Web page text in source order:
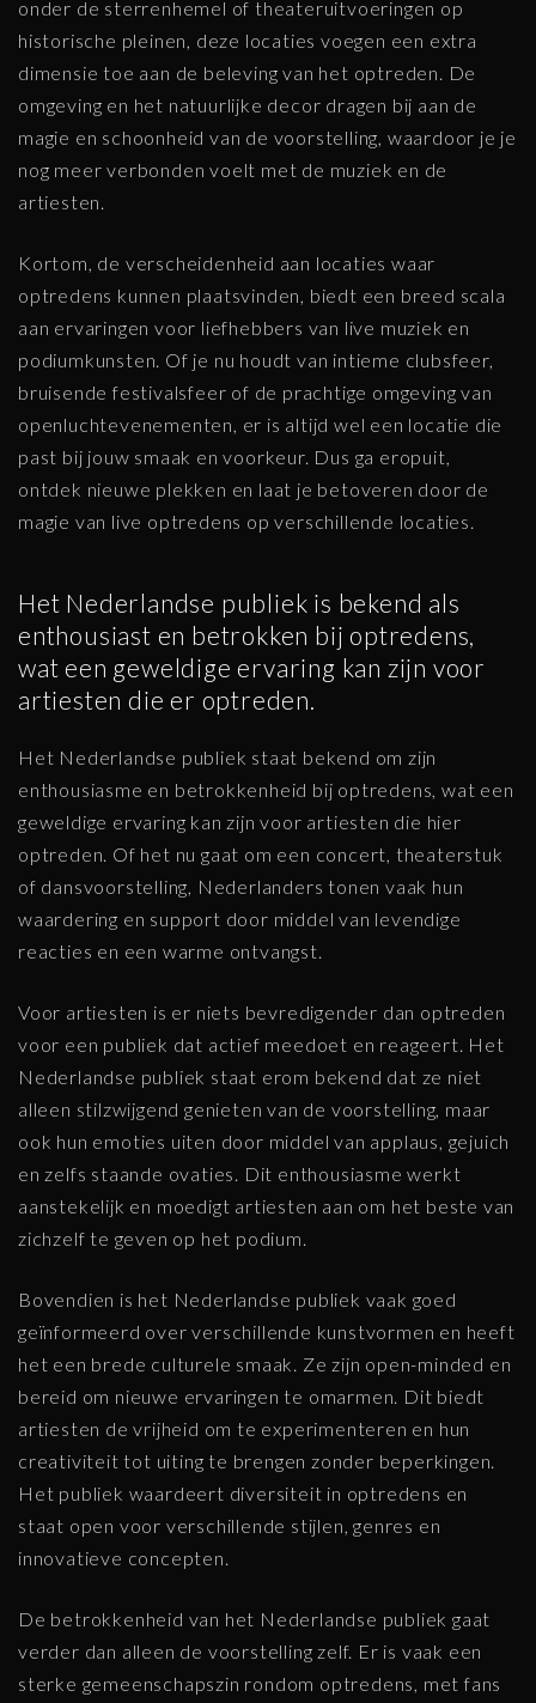
onder de sterrenhemel of theateruitvoeringen op
historische pleinen, deze locaties voegen een extra
dimensie toe aan de beleving van het optreden. De
omgeving en het natuurlijke decor dragen bij aan de
magie en schoonheid van de voorstelling, waardoor je je
nog meer verbonden voelt met de muziek en de
artiesten.
Kortom, de verscheidenheid aan locaties waar
optredens kunnen plaatsvinden, biedt een breed scala
aan ervaringen voor liefhebbers van live muziek en
podiumkunsten. Of je nu houdt van intieme clubsfeer,
bruisende festivalsfeer of de prachtige omgeving van
openluchtevenementen, er is altijd wel een locatie die
past bij jouw smaak en voorkeur. Dus ga eropuit,
ontdek nieuwe plekken en laat je betoveren door de
magie van live optredens op verschillende locaties.
Het Nederlandse publiek is bekend als
enthousiast en betrokken bij optredens,
wat een geweldige ervaring kan zijn voor
artiesten die er optreden.
Het Nederlandse publiek staat bekend om zijn
enthousiasme en betrokkenheid bij optredens, wat een
geweldige ervaring kan zijn voor artiesten die hier
optreden. Of het nu gaat om een concert, theaterstuk
of dansvoorstelling, Nederlanders tonen vaak hun
waardering en support door middel van levendige
reacties en een warme ontvangst.
Voor artiesten is er niets bevredigender dan optreden
voor een publiek dat actief meedoet en reageert. Het
Nederlandse publiek staat erom bekend dat ze niet
alleen stilzwijgend genieten van de voorstelling, maar
ook hun emoties uiten door middel van applaus, gejuich
en zelfs staande ovaties. Dit enthousiasme werkt
aanstekelijk en moedigt artiesten aan om het beste van
zichzelf te geven op het podium.
Bovendien is het Nederlandse publiek vaak goed
geïnformeerd over verschillende kunstvormen en heeft
het een brede culturele smaak. Ze zijn open-minded en
bereid om nieuwe ervaringen te omarmen. Dit biedt
artiesten de vrijheid om te experimenteren en hun
creativiteit tot uiting te brengen zonder beperkingen.
Het publiek waardeert diversiteit in optredens en
staat open voor verschillende stijlen, genres en
innovatieve concepten.
De betrokkenheid van het Nederlandse publiek gaat
verder dan alleen de voorstelling zelf. Er is vaak een
sterke gemeenschapszin rondom optredens, met fans